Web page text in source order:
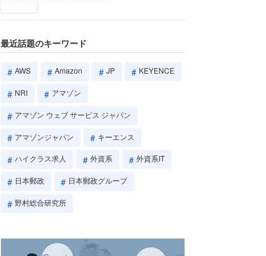
最近話題のキーワード
AWS Amazon JP KEYENCE
NRI アマゾン
アマゾン ウェブ サービス ジャパン
アマゾンジャパン キーエンス
ハイクラス求人 外資系 外資系IT
日本郵政 日本郵政グループ
野村総合研究所